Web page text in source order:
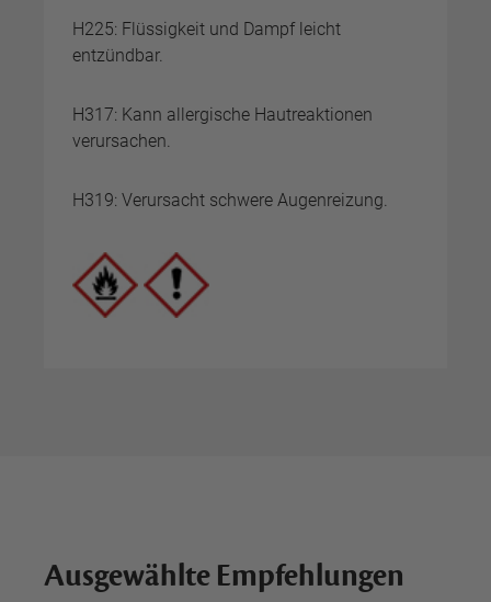
H225: Flüssigkeit und Dampf leicht
entzündbar.
H317: Kann allergische Hautreaktionen
verursachen.
H319: Verursacht schwere Augenreizung.
Ausgewählte Empfehlungen